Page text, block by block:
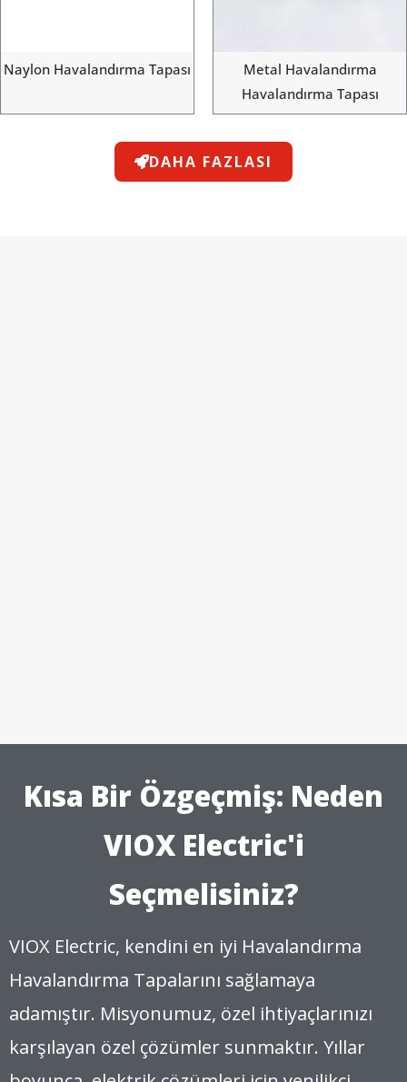
Naylon Havalandırma Tapası
Metal Havalandırma
Havalandırma Tapası
DAHA FAZLASI
Kısa Bir Özgeçmiş: Neden
VIOX Electric'i
Seçmelisiniz?
VIOX Electric, kendini en iyi Havalandırma
Havalandırma Tapalarını sağlamaya
adamıştır. Misyonumuz, özel ihtiyaçlarınızı
karşılayan özel çözümler sunmaktır. Yıllar